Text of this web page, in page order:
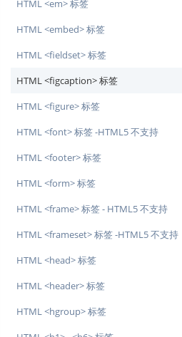
HTML <em> 标签
HTML <embed> 标签
HTML <fieldset> 标签
HTML <figcaption> 标签
HTML <figure> 标签
HTML <font> 标签 -HTML5 不支持
HTML <footer> 标签
HTML <form> 标签
HTML <frame> 标签 - HTML5 不支持
HTML <frameset> 标签 -HTML5 不支持
HTML <head> 标签
HTML <header> 标签
HTML <hgroup> 标签